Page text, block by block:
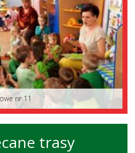
nr 11
trasy